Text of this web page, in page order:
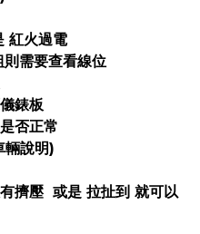
紅火過電
需要查看線位
錶板
否正常
輛說明)
擠壓 或是 拉扯到 就可以